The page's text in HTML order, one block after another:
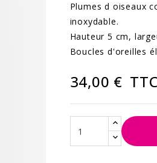
Plumes d oiseaux
inoxydable.
Hauteur 5 cm,
Boucles d'oreilles
34,00 € TTC